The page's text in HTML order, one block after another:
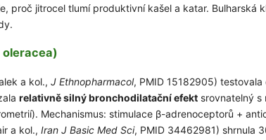
proč jitrocel tlumí produktivní kašel a katar. Bulharská
oleracea)
a kol., J Ethnopharmacol, PMID 15182905)
relativně silný bronchodilatační efekt srovnatelný s
Mechanismus: stimulace β-adrenoceptorů +
a kol., Iran J Basic Med Sci, PMID 34462981) shrnula
Vaše e-mailová